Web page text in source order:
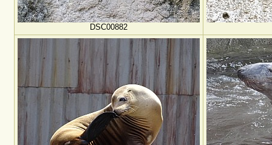
DSC00882